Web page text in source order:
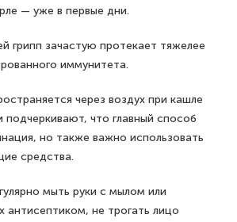
— уже в первые дни.
грипп зачастую протекает тяжелее
иммунитета.
через воздух при кашле
подчеркивают, что главный способ
но также важно использовать
средства.
мыть руки с мылом или
антисептиком, не трогать лицо